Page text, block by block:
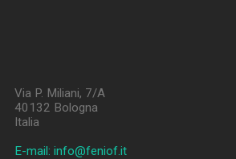
Via P. Miliani, 7/A
40132 Bologna
Italia
E-mail: info@feniof.it